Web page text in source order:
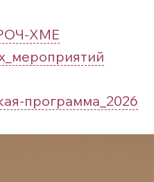
ХМЕ
программа_2026